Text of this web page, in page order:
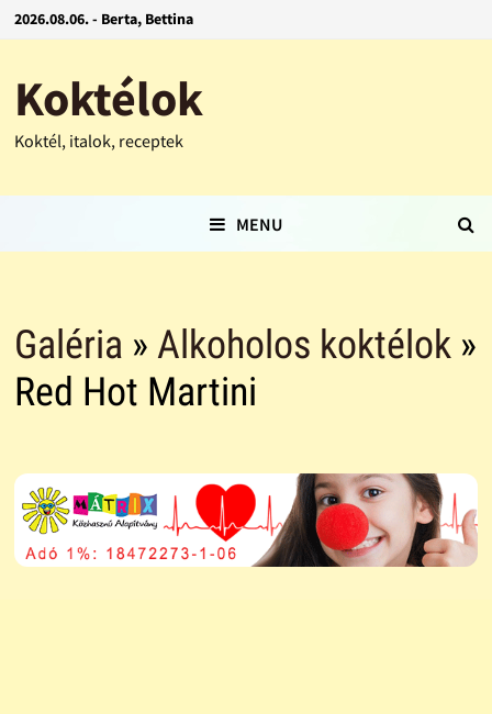
2026.08.06. - Berta, Bettina
Koktélok
Koktél, italok, receptek
MENU
Galéria » Alkoholos koktélok»
Red Hot Martini